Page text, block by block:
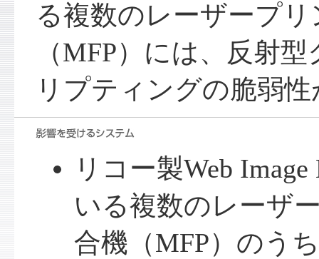
る複数のレーザープ
（MFP）には、反射
リプティングの脆弱
リコー製Web
いる複数のレーザ
合機（MFP）のう